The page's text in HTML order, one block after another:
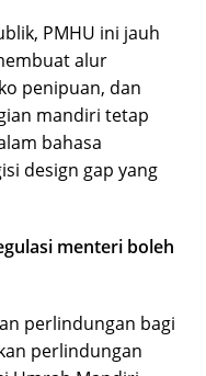
PMHU ini jauh
alur
penipuan, dan
mandiri tetap
bahasa
design gap yang
menteri boleh
perlindungan bagi
perlindungan